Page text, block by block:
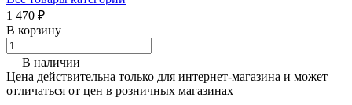
1 470 ₽
В корзину
В наличии
Цена действительна только для интернет-магазина и может
отличаться от цен в розничных магазинах